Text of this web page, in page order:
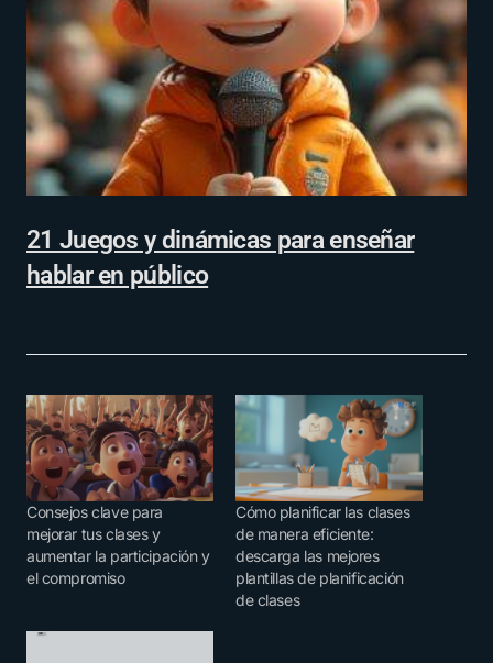
21 Juegos y dinámicas para enseñar
hablar en público
Consejos clave para
mejorar tus clases y
aumentar la participación y
el compromiso
Cómo planificar las clases
de manera eficiente:
descarga las mejores
plantillas de planificación
de clases